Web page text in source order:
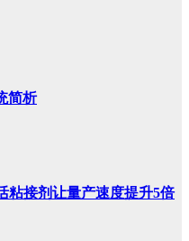
简析
粘接剂让量产速度提升5倍